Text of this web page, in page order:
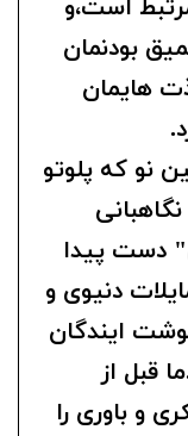
است،و
بودنمان
هایمان
نو که پلوتو
دست پیدا
دنیوی و
ایندگان
قبل از
و باوری را